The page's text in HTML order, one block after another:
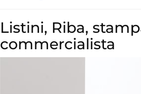
Listini, Riba,
commercialista